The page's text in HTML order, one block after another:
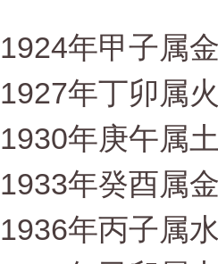
1924年甲子属
1927年丁卯属
1930年庚午属
1933年癸酉属
1936年丙子属